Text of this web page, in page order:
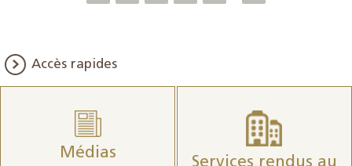
Accès rapides
Médias
Services rendus au